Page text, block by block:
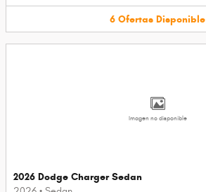
6 Ofertas Disponible
Imagen no disponible
2026 Dodge Charger Sedan